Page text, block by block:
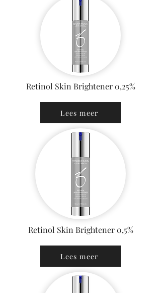
Retinol Skin Brightener 0,25%
Lees meer
Retinol Skin Brightener 0,5%
Lees meer